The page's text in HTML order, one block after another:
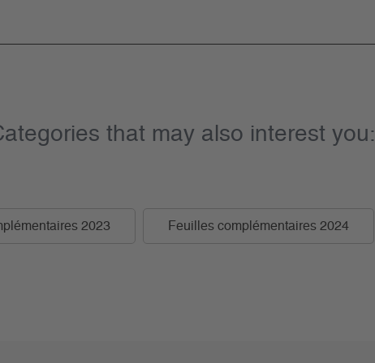
that may also interest you:
2023 Feuilles complémentaires 2024